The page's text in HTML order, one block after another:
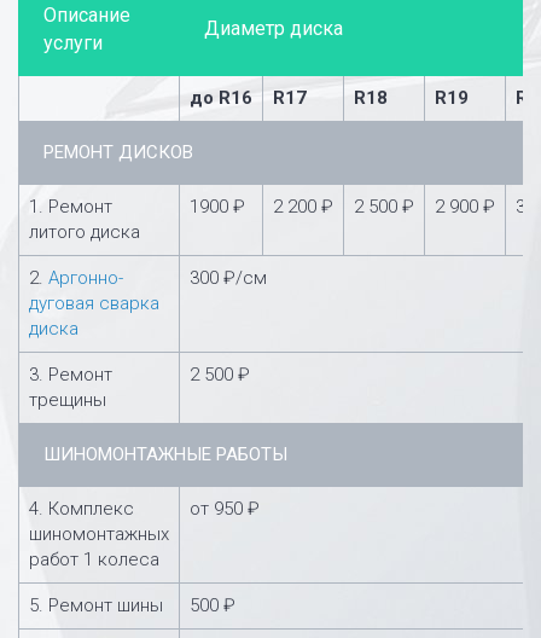
Описание
услуги
Диаметр диска
до R16 R17 R18 R19
РЕМОНТ ДИСКОВ
1. Ремонт
литого диска
1900 ₽ 2 200 ₽ 2 500 ₽ 2 900 ₽ 3
2. Аргонно-
дуговая сварка
диска
300 ₽/см
3. Ремонт
трещины
2 500 ₽
ШИНОМОНТАЖНЫЕ РАБОТЫ
4. Комплекс
шиномонтажных
работ 1 колеса
от 950 ₽
5. Ремонт шины 500 ₽